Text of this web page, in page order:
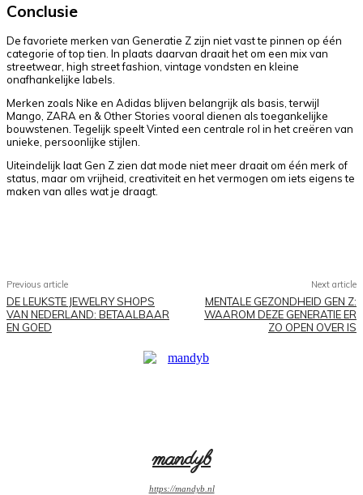
Conclusie
De favoriete merken van Generatie Z zijn niet vast te pinnen op één
categorie of top tien. In plaats daarvan draait het om een mix van
streetwear, high street fashion, vintage vondsten en kleine
onafhankelijke labels.
Merken zoals Nike en Adidas blijven belangrijk als basis, terwijl
Mango, ZARA en & Other Stories vooral dienen als toegankelijke
bouwstenen. Tegelijk speelt Vinted een centrale rol in het creëren van
unieke, persoonlijke stijlen.
Uiteindelijk laat Gen Z zien dat mode niet meer draait om één merk of
status, maar om vrijheid, creativiteit en het vermogen om iets eigens te
maken van alles wat je draagt.
Previous article
DE LEUKSTE JEWELRY SHOPS
VAN NEDERLAND: BETAALBAAR
EN GOED
Next article
MENTALE GEZONDHEID GEN Z:
WAAROM DEZE GENERATIE ER
ZO OPEN OVER IS
mandyb
https://mandyb.nl